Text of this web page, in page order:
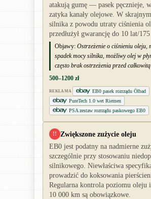
atakują gumę — pasek pęcznieje,
zatyka kanały olejowe. W
silnika z powodu utraty ciśnienia
przedłużył gwarancję do 10 lat/175
Objawy: Ostrzeżenie o ciśnieniu oleju,
spadek mocy silnika, możliwy olej w
często brak ostrzeżenia przed
500–1200 zł
REKLAMA
EB0 pasek rozrządu Ölbad
PureTech 1.0 wet Riemen
PSA zestaw rozrządu paskowego EB0
!! Zwiększone zużycie oleju
EB0 jest podatny na nadmierne
szczególnie przy stosowaniu
silnikowego. Niewłaściwa
prowadzić do koksowania
Regularna kontrola poziomu oleju
10 000 km są obowiązkowe.